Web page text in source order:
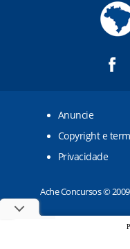
Anuncie
Copyright e
Privacidade
Ache Concursos ©